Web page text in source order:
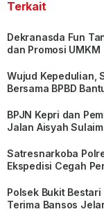
Terkait
Dekranasda Fun
dan Promosi UMKM
Wujud Kepedulian,
Bersama BPBD
BPJN Kepri dan
Jalan Aisyah
Satresnarkoba
Ekspedisi Cegah
Polsek Bukit
Terima Bansos